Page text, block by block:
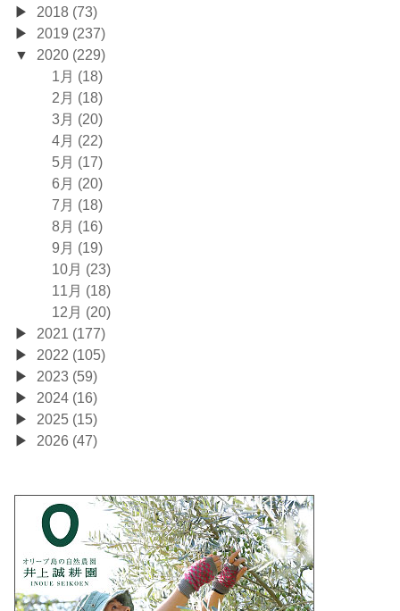
2018 (73)
2019 (237)
2020 (229)
1月 (18)
2月 (18)
3月 (20)
4月 (22)
5月 (17)
6月 (20)
7月 (18)
8月 (16)
9月 (19)
10月 (23)
11月 (18)
12月 (20)
2021 (177)
2022 (105)
2023 (59)
2024 (16)
2025 (15)
2026 (47)